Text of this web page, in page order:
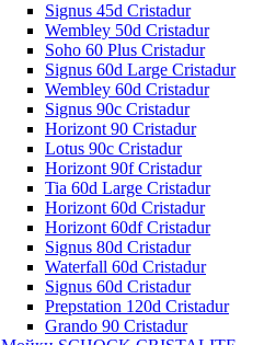
Signus 45d Cristadur
Wembley 50d Cristadur
Soho 60 Plus Cristadur
Signus 60d Large Cristadur
Wembley 60d Cristadur
Signus 90c Cristadur
Horizont 90 Cristadur
Lotus 90c Cristadur
Horizont 90f Cristadur
Tia 60d Large Cristadur
Horizont 60d Cristadur
Horizont 60df Cristadur
Signus 80d Cristadur
Waterfall 60d Cristadur
Signus 60d Cristadur
Prepstation 120d Cristadur
Grando 90 Cristadur